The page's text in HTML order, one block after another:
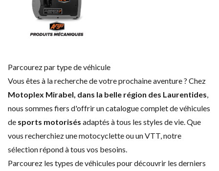
Parcourez par type de véhicule
Vous êtes à la recherche de votre prochaine aventure ? Chez
Motoplex Mirabel, dans la belle région des Laurentides,
nous sommes fiers d'offrir un catalogue complet de véhicules
de sports motorisés adaptés à tous les styles de vie. Que
vous recherchiez une motocyclette ou un VTT, notre
sélection répond à tous vos besoins.
Parcourez les types de véhicules pour découvrir les derniers